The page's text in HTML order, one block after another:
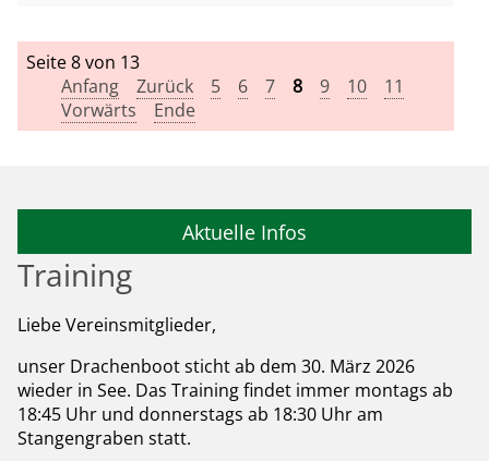
Seite 8 von 13
Anfang
Zurück 5 6 7 8 9 10
11
Vorwärts
Ende
Aktuelle Infos
Training
Liebe Vereinsmitglieder,
unser Drachenboot sticht ab dem 30. März 2026
wieder in See. Das Training findet immer montags ab
18:45 Uhr und donnerstags ab 18:30 Uhr am
Stangengraben statt.